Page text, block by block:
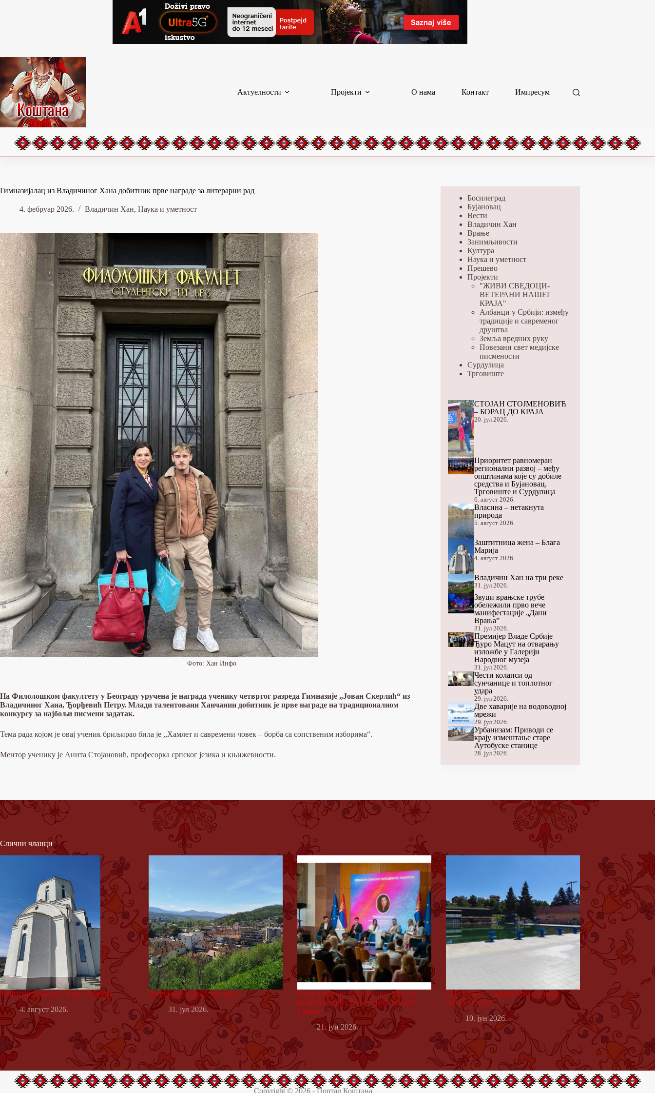
Актуелности Пројекти О нама Контакт Импресум
Гимназијалац из Владичиног Хана добитник прве награде за литерарни рад
4. фебруар 2026. Владичин Хан, Наука и уметност
Фото: Хан Инфо
На Филолошком факултету у Београду уручена је награда ученику четвртог разреда Гимназије „Јован Скерлић“ из
Владичиног Хана, Ђорђевић Петру. Млади талентовани Ханчанин добитник је прве награде на традиционалном
конкурсу за најбољи писмени задатак.
Тема рада којом је овај ученик бриљирао била је ,,Хамлет и савремени човек – борба са сопственим изборима“.
Ментор ученику је Анита Стојановић, професорка српског језика и књижевности.
Босилеград
Бујановац
Вести
Владичин Хан
Врање
Занимљивости
Култура
Наука и уметност
Прешево
Пројекти
"ЖИВИ СВЕДОЦИ-
ВЕТЕРАНИ НАШЕГ
КРАЈА"
Албанци у Србији: између
традиције и савременог
друштва
Земља вредних руку
Повезани свет медијске
писмености
Сурдулица
Трговиште
СТОЈАН СТОЈМЕНОВИЋ
– БОРАЦ ДО КРАЈА
20. јул 2026.
Приоритет равномеран
регионални развој – међу
општинама које су добиле
средства и Бујановац,
Трговиште и Сурдулица
6. август 2026.
Власина – нетакнута
природа
5. август 2026.
Заштитница жена – Блага
Марија
4. август 2026.
Владичин Хан на три реке
31. јул 2026.
Звуци врањске трубе
обележили прво вече
манифестације „Дани
Врања”
31. јул 2026.
Премијер Владе Србије
Ђуро Мацут на отварању
изложбе у Галерији
Народног музеја
31. јул 2026.
Чести колапси од
сунчанице и топлотног
удара
29. јул 2026.
Две хаварије на водоводној
мрежи
29. јул 2026.
Урбанизам: Приводи се
крају измештање старе
Аутобуске станице
28. јул 2026.
Слични чланци
Заштитница жена – Блага Марија
4. август 2026.
Владичин Хан на три реке
31. јул 2026.
Представници Владичиног Хана на
конференцији „Престоница младих
Србије“
21. јун 2026.
СЦ „Куњак” спрема базен за нову
летњу сезону!
10. јун 2026.
Copyright © 2026 - Портал Коштана